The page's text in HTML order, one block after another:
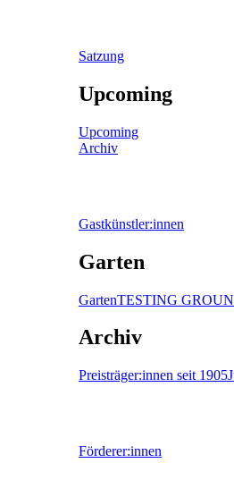
Satzung
Upcoming
Upcoming
Archiv
Gastkünstler:innen
Garten
GartenTESTING
Archiv
Preisträger:innen seit 1905
Förderer:innen